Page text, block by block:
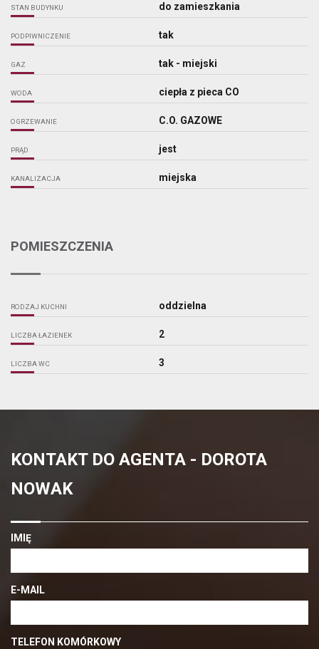
STAN BUDYNKU do zamieszkania
PODPIWNICZENIE tak
GAZ tak - miejski
WODA ciepła z pieca CO
OGRZEWANIE C.O. GAZOWE
PRĄD jest
KANALIZACJA miejska
POMIESZCZENIA
RODZAJ KUCHNI oddzielna
LICZBA ŁAZIENEK 2
LICZBA WC 3
KONTAKT DO AGENTA - DOROTA
NOWAK
IMIĘ
E-MAIL
TELEFON KOMÓRKOWY